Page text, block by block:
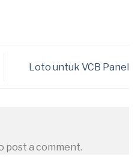
Loto untuk VCB Panel
post a comment.